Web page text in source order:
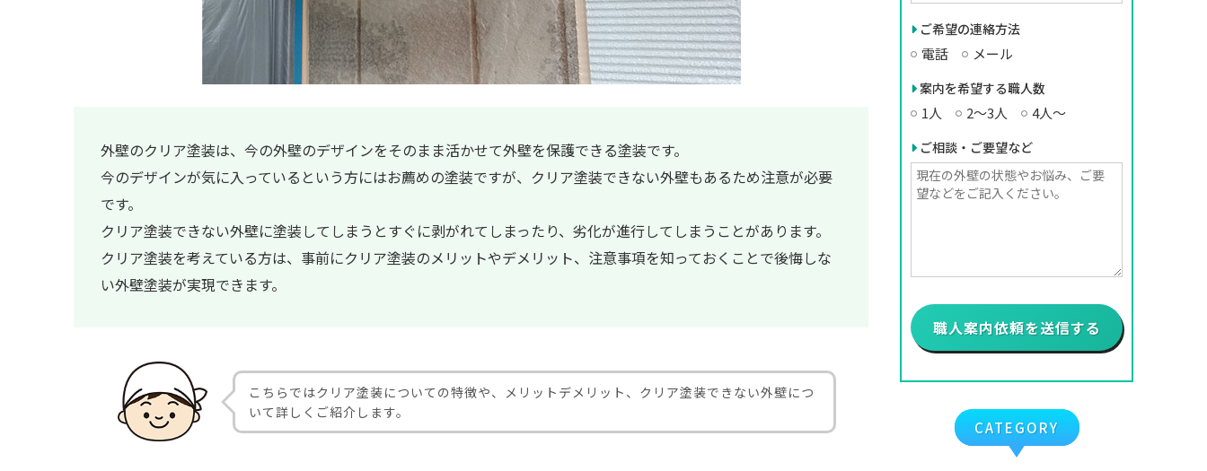
外壁のクリア塗装は、今の外壁のデザインをそのまま活かせて外壁を保護できる塗装です。
今のデザインが気に入っているという方にはお薦めの塗装ですが、クリア塗装できない外壁もあるため注意が必要
です。
クリア塗装できない外壁に塗装してしまうとすぐに剥がれてしまったり、劣化が進行してしまうことがあります。
クリア塗装を考えている方は、事前にクリア塗装のメリットやデメリット、注意事項を知っておくことで後悔しな
い外壁塗装が実現できます。
こちらではクリア塗装についての特徴や、メリットデメリット、クリア塗装できない外壁につ
いて詳しくご紹介します。
ご希望の連絡方法
電話 メール
案内を希望する職人数
1人 2〜3人 4人〜
ご相談・ご要望など
CATEGORY